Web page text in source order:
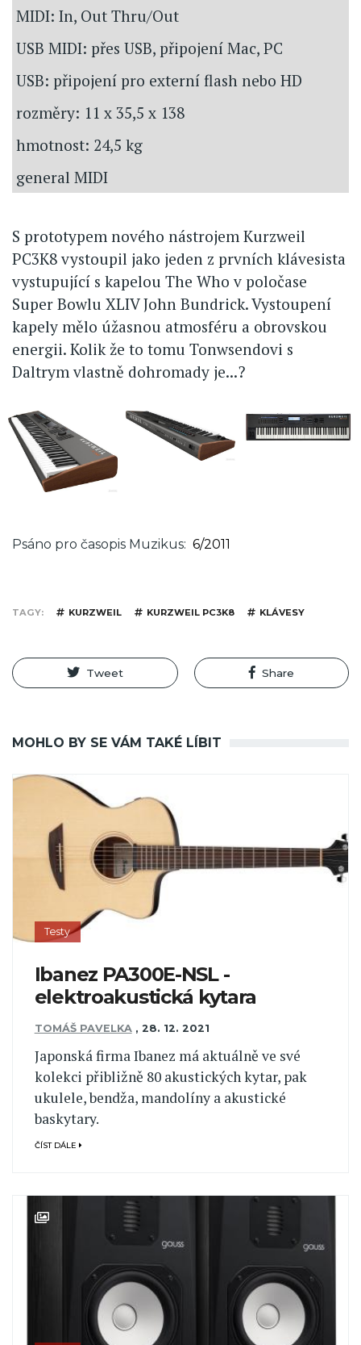
MIDI: In, Out Thru/Out
USB MIDI: přes USB, připojení Mac, PC
USB: připojení pro externí flash nebo HD
rozměry: 11 x 35,5 x 138
hmotnost: 24,5 kg
general MIDI
S prototypem nového nástrojem Kurzweil
PC3K8 vystoupil jako jeden z prvních klávesista
vystupující s kapelou The Who v poločase
Super Bowlu XLIV John Bundrick. Vystoupení
kapely mělo úžasnou atmosféru a obrovskou
energii. Kolik že to tomu Tonwsendovi s
Daltrym vlastně dohromady je...?
Psáno pro časopis Muzikus 6/2011
TAGY KURZWEIL KURZWEIL PC3K8 KLÁVESY
Tweet Share
MOHLO BY SE VÁM TAKÉ LÍBIT
Testy
Ibanez PA300E-NSL -
elektroakustická kytara
TOMÁŠ PAVELKA , 28. 12. 2021
Japonská firma Ibanez má aktuálně ve své
kolekci přibližně 80 akustických kytar, pak
ukulele, bendža, mandolíny a akustické
baskytary.
ČÍST DÁLE